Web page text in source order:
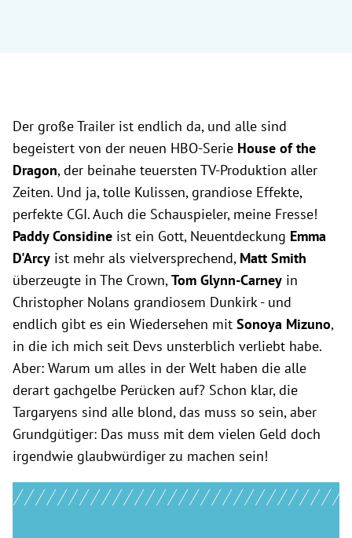
Der große Trailer ist endlich da, und alle sind
begeistert von der neuen HBO-Serie House of the
Dragon, der beinahe teuersten TV-Produktion aller
Zeiten. Und ja, tolle Kulissen, grandiose Effekte,
perfekte CGI. Auch die Schauspieler, meine Fresse!
Paddy Considine ist ein Gott, Neuentdeckung Emma
D'Arcy ist mehr als vielversprechend, Matt Smith
überzeugte in The Crown,Tom Glynn-Carney in
Christopher Nolans grandiosem Dunkirk - und
endlich gibt es ein Wiedersehen mit Sonoya Mizuno,
in die ich mich seit Devs unsterblich verliebt habe.
Aber: Warum um alles in der Welt haben die alle
derart gachgelbe Perücken auf? Schon klar, die
Targaryens sind alle blond, das muss so sein, aber
Grundgütiger: Das muss mit dem vielen Geld doch
irgendwie glaubwürdiger zu machen sein!